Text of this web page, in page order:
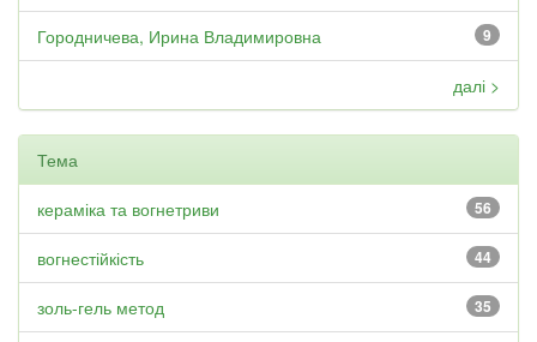
9
Городничева, Ирина Владимировна
далі >
Тема
56
кераміка та вогнетриви
44
вогнестійкість
35
золь-гель метод